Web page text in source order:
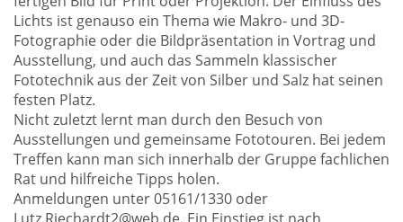
Lichts ist genauso ein Thema wie Makro- und 3D-
Fotographie oder die Bildpräsentation in Vortrag und
Ausstellung, und auch das Sammeln klassischer
Fototechnik aus der Zeit von Silber und Salz hat seinen
festen Platz.
Nicht zuletzt lernt man durch den Besuch von
Ausstellungen und gemeinsame Fototouren. Bei jedem
Treffen kann man sich innerhalb der Gruppe fachlichen
Rat und hilfreiche Tipps holen.
Anmeldungen unter 05161/1330 oder